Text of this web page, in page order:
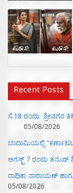
Recent Posts
ಸೆ.18 ರಂದು
05/08/2026
ಬಾದಾಮಿಯಲ್ಲಿ
ಆಗಸ್ಟ್ 7 ರಂದು ತನುಷ್
ರಾಧಿಕಾ ನಾರಾಯಣ್
05/08/2026